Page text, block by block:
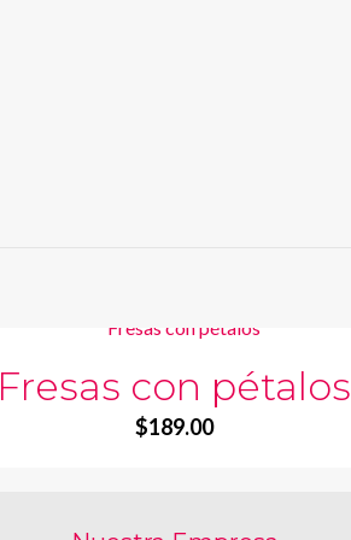
Fresas con pétalos
$189.00